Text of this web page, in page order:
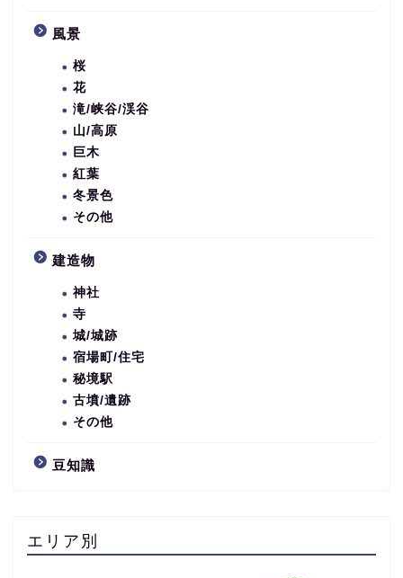
風景
桜
花
滝/峡谷/渓谷
山/高原
巨木
紅葉
冬景色
その他
建造物
神社
寺
城/城跡
宿場町/住宅
秘境駅
古墳/遺跡
その他
豆知識
エリア別